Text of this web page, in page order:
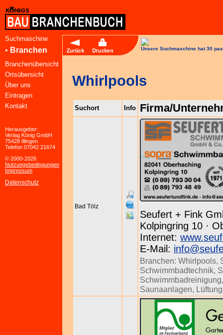
Suchmaschine
• Branchen
Branchenübersicht
Ortsübersicht
Über uns
Eintragen
Kontakt
Herausgeber:
Verlag König GmbH
75428 Illingen
Telefon 07042 21674
© 2000-2026
Nutzungsbedingungen
Impressum
Datenschutz
Unsere Suchmaschine hat 30
Whirlpools
Suchort Info Firma/
Bad Tölz
Seufert + Fink
Kolpingring 10 ·
Internet:
E-Mail:
Branchen: Whirlpools,
Schwimmbadtechnik,
Schwimmbadreinigung
Saunaanlagen,